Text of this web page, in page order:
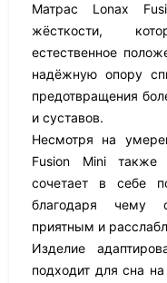
Матрас Lonax
жёсткости,
естественное
надёжную опору
предотвращения
и суставов.
Несмотря на
Fusion Mini
сочетает в себе
благодаря чему
приятным и
Изделие
подходит для сна